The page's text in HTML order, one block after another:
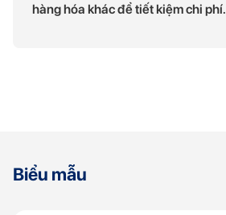
hàng hóa khác để tiết kiệm chi phí.
Biểu mẫu